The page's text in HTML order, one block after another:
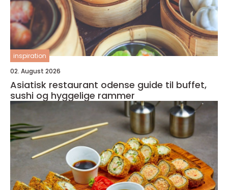
inspiration
02. August 2026
Asiatisk restaurant odense guide til buffet,
sushi og hyggelige rammer